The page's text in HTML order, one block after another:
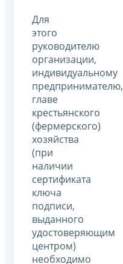
Для
этого
руководителю
организации,
индивидуальному
предпринимателю,
главе
крестьянского
(фермерского)
хозяйства
(при
наличии
сертификата
ключа
подписи,
выданного
удостоверяющим
центром)
необходимо